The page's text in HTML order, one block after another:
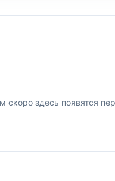
здесь появятся